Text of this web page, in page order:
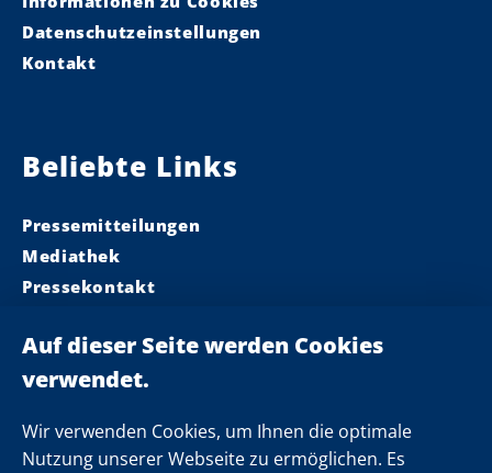
Wir verwenden Cookies, um Ihnen die optimale
Nutzung unserer Webseite zu ermöglichen. Es
Datenschutzeinstellungen
Kontakt
Beliebte Links
Pressemitteilungen
Mediathek
Pressekontakt
Landeskabinett
Einsamkeit